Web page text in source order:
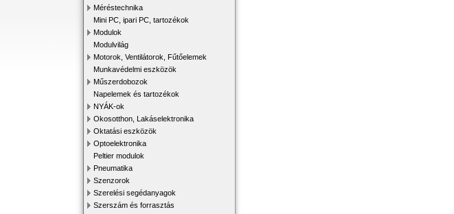
Méréstechnika
Mini PC, ipari PC, tartozékok
Modulok
Modulvilág
Motorok, Ventilátorok, Fűtőelemek
Munkavédelmi eszközök
Műszerdobozok
Napelemek és tartozékok
NYÁK-ok
Okosotthon, Lakáselektronika
Oktatási eszközök
Optoelektronika
Peltier modulok
Pneumatika
Szenzorok
Szerelési segédanyagok
Szerszám és forrasztás